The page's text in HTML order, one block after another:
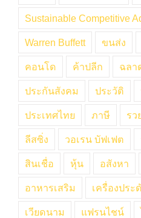
Sustainable Competitive
Warren Buffett ขนส่ง
คอนโด ค้าปลีก ฉลา
ประกันสังคม ประวัติ
ประเทศไทย ภาษี รว
ลีสซิ่ง วอเรน บัฟเฟต
สินเชื่อ หุ้น อสังหา
อาหารเสริม เครื่องประ
เวียดนาม แฟรนไชน์